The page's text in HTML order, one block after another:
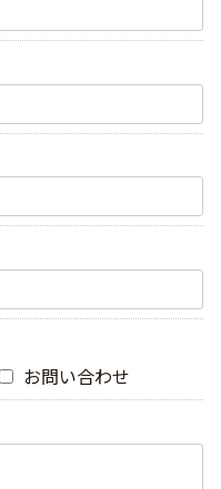
お問い合わせ